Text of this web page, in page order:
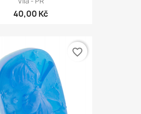
40,00 Kč
favorite_border